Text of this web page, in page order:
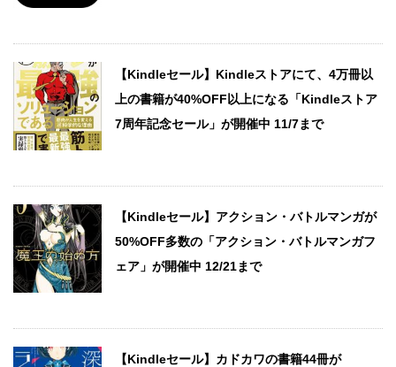
【Kindleセール】Kindleストアにて、4万冊以
上の書籍が40%OFF以上になる「Kindleストア
7周年記念セール」が開催中 11/7まで
【Kindleセール】アクション・バトルマンガが
50%OFF多数の「アクション・バトルマンガフ
ェア」が開催中 12/21まで
【Kindleセール】カドカワの書籍44冊が